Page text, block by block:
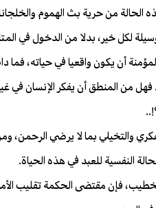
الحالة من حرية بث الهموم
لكل خير، بدلا من الدخول في
أن يكون واقعيا في حياته، فما
من المنطق أن يفكر الإنسان في
والتخيلي بما لا يرضي الرحمن،
النفسية للعبد في هذه الحياة.
فإن مقتضى الحكمة تقليب